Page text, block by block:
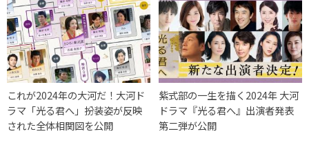
これが2024年の大河だ！大河ド
ラマ「光る君へ」扮装姿が反映
された全体相関図を公開
紫式部の一生を描く2024年 大河
ドラマ『光る君へ』出演者発表
第二弾が公開